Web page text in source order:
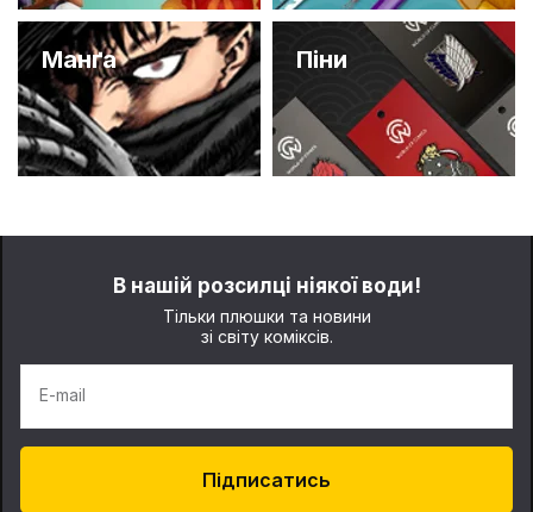
Манґа Піни
В нашій розсилці ніякої води!
Тільки плюшки та новини
зі світу коміксів.
E-mail
Підписатись